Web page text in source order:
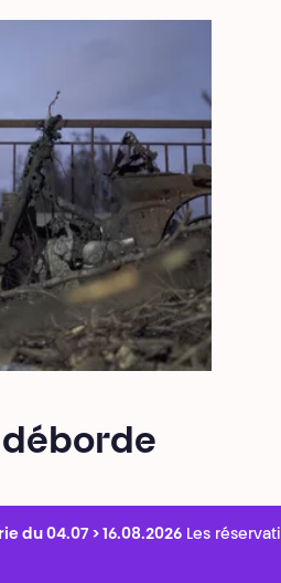
déborde
du 04.07 > 16.08.2026 Les